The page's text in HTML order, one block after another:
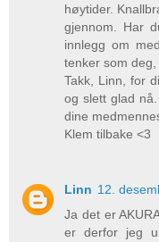
høytider.
gjennom. Har
innlegg om
tenker som
Takk, Linn, for
og slett glad
dine
Klem tilbake <3
Linn 12.
Ja det er
er derfor jeg